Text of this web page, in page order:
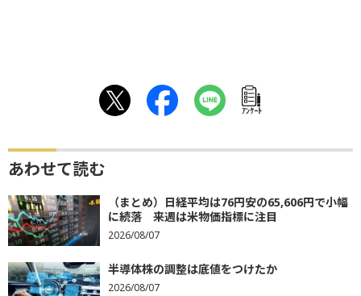
ｱﾝｹｰﾄ
あわせて読む
（まとめ）日経平均は76円安の65,606円で小幅
に続落 来週は米物価指標に注目
2026/08/07
半導体株の調整は底値をつけたか
2026/08/07